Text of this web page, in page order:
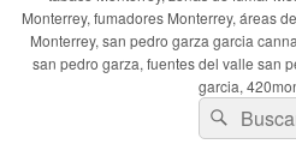
Monterrey, fumadores Monterrey, áreas
Monterrey, san pedro garza garcia
san pedro garza, fuentes del valle san
garcia,
Buscar
por:
Buscar